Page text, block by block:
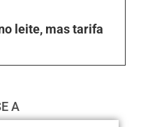
leite, mas tarifa
A